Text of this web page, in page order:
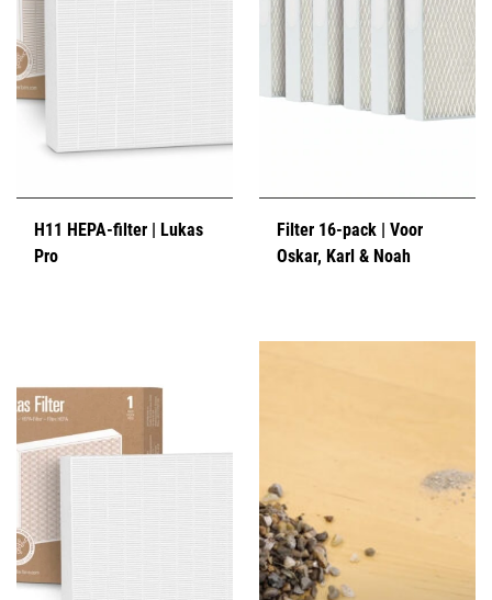
H11 HEPA-filter | Lukas
Pro
Filter 16-pack | Voor
Oskar, Karl & Noah